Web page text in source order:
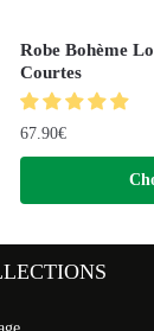
Robe Bohème
Courtes
67.90€